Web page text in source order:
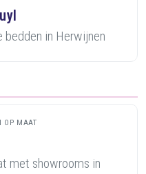
bedden in Herwijnen
OP MAAT
met showrooms in